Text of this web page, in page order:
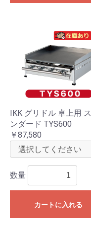
IKK グリドル 卓上用
ンダード TYS600
￥87,580
数量
カートに入れる